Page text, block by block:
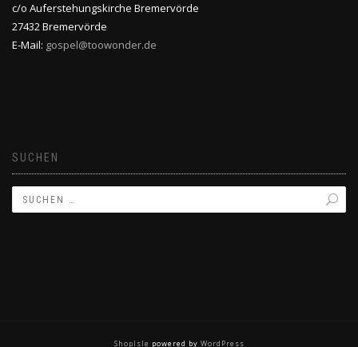
c/o Auferstehungskirche Bremervörde
27432 Bremervörde
E-Mail: gospel@toowonder.de
SUCHEN
ShopIsle powered by WordPress